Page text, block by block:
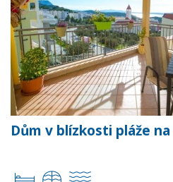
Dům v blízkosti pláže